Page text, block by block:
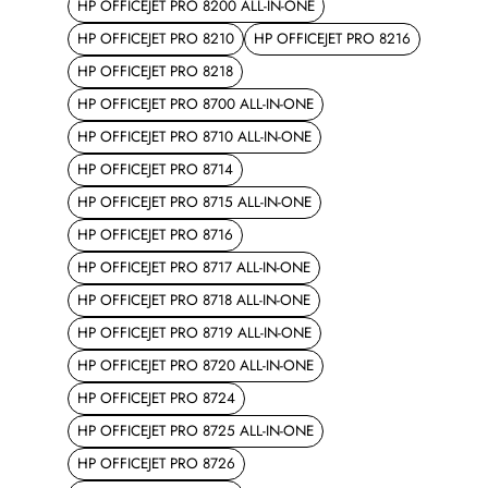
HP OFFICEJET PRO 8200 ALL-IN-ONE
HP OFFICEJET PRO 8210
HP OFFICEJET PRO 8216
HP OFFICEJET PRO 8218
HP OFFICEJET PRO 8700 ALL-IN-ONE
HP OFFICEJET PRO 8710 ALL-IN-ONE
HP OFFICEJET PRO 8714
HP OFFICEJET PRO 8715 ALL-IN-ONE
HP OFFICEJET PRO 8716
HP OFFICEJET PRO 8717 ALL-IN-ONE
HP OFFICEJET PRO 8718 ALL-IN-ONE
HP OFFICEJET PRO 8719 ALL-IN-ONE
HP OFFICEJET PRO 8720 ALL-IN-ONE
HP OFFICEJET PRO 8724
HP OFFICEJET PRO 8725 ALL-IN-ONE
HP OFFICEJET PRO 8726